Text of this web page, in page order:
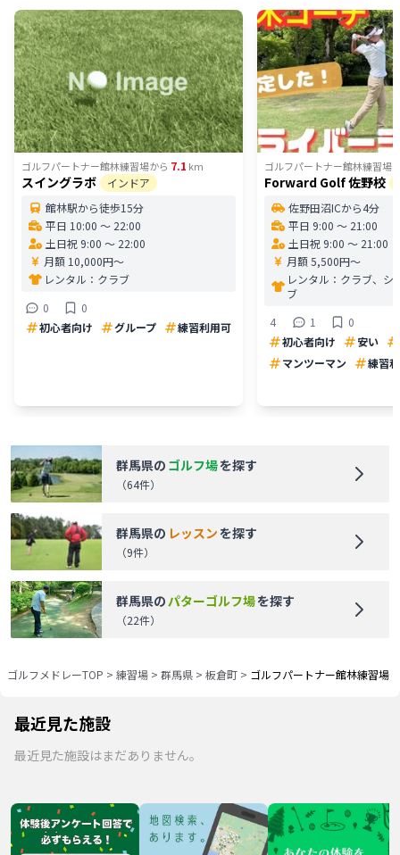
ゴルフパートナー館林練習場から 7.1 km
スイングラボ
インドア
館林駅から徒歩15分
平日 10:00 〜 22:00
土日祝 9:00 〜 22:00
月額 10,000円〜
レンタル： クラブ
0
0
初心者向け
グループ 練習利用可
ゴルフパートナー館林練習場
Forward Golf 佐野校
佐野田沼ICから4分
平日 9:00 〜 21:00
土日祝 9:00 〜 21:00
月額 5,500円〜
レンタル： クラブ、シ
ブ
4
1
0
初心者向け
安い
マンツーマン
練習
群馬県の ゴルフ場を探す
（64件）
群馬県の レッスンを探す
（9件）
群馬県の パターゴルフ場を探す
（22件）
ゴルフメドレーTOP > 練習場 > 群馬県 > 板倉町 > ゴルフパートナー館林練習場
最近見た施設
最近見た施設はまだありません。